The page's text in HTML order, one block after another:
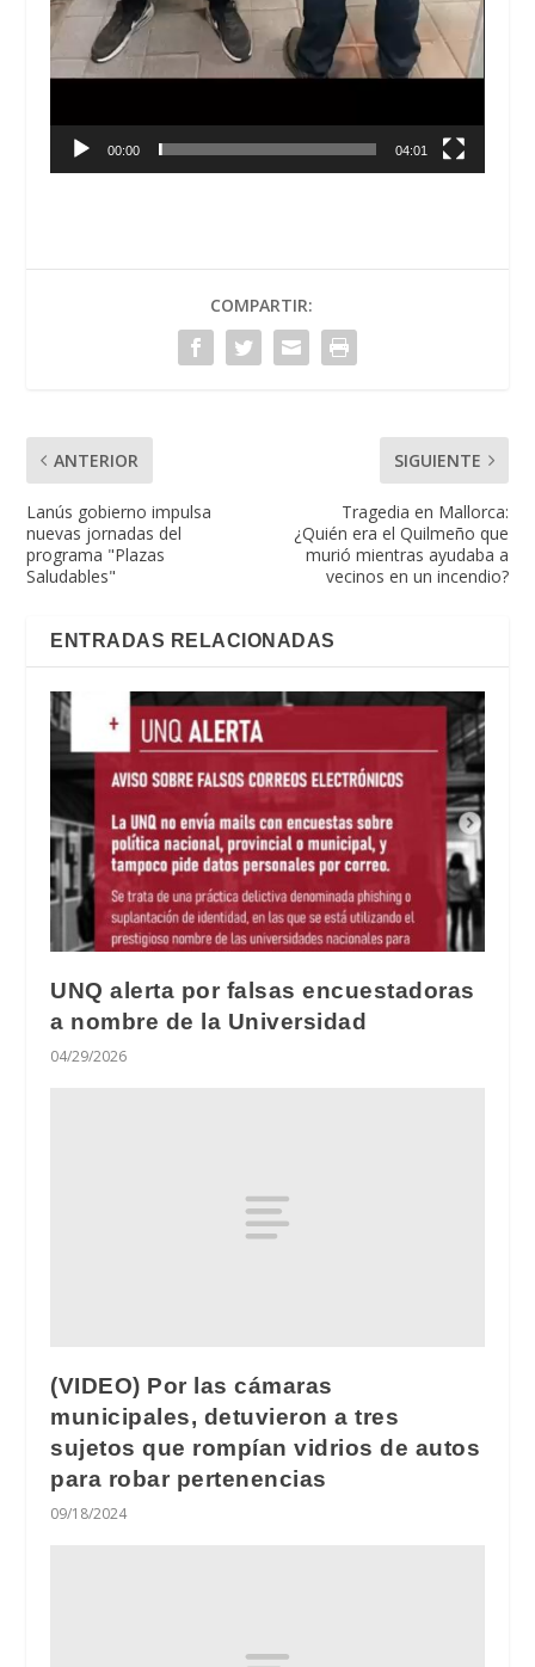
00:00 04:01
COMPARTIR:
ANTERIOR
Lanús gobierno impulsa
nuevas jornadas del
programa "Plazas
Saludables"
SIGUIENTE
Tragedia en Mallorca:
¿Quién era el Quilmeño que
murió mientras ayudaba a
vecinos en un incendio?
ENTRADAS RELACIONADAS
UNQ alerta por falsas encuestadoras
a nombre de la Universidad
04/29/2026
(VIDEO) Por las cámaras
municipales, detuvieron a tres
sujetos que rompían vidrios de autos
para robar pertenencias
09/18/2024